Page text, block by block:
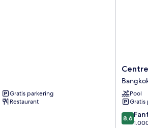
Gratis parkering
Restaurant
Centre
Point
Plus
Hotel
bymidte
Pool
Gratis
8.6
ud
8,6